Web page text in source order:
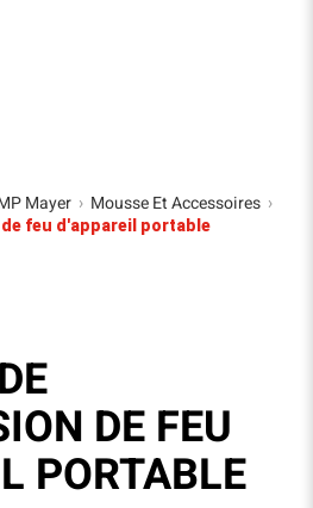
Mayer › Mousse Et Accessoires ›
feu d'appareil portable
DE FEU
PORTABLE